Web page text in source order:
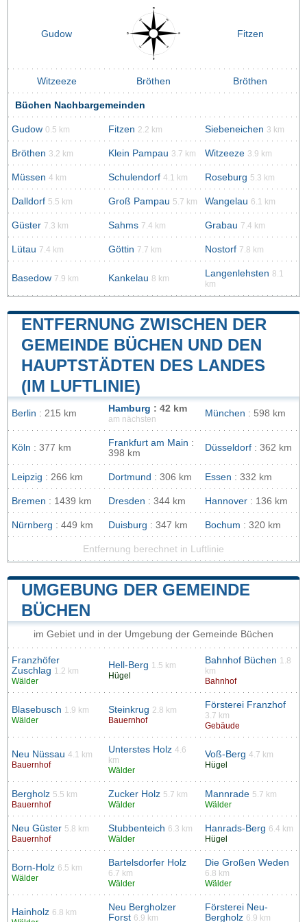
Gudow Fitzen
Witzeeze Bröthen Bröthen
Büchen Nachbargemeinden
Gudow 0.5 km Fitzen 2.2 km Siebeneichen 3 km
Bröthen 3.2 km Klein Pampau 3.7 km Witzeeze 3.9 km
Müssen 4 km Schulendorf 4.1 km Roseburg 5.3 km
Dalldorf 5.5 km Groß Pampau 5.7 km Wangelau 6.1 km
Güster 7.3 km Sahms 7.4 km Grabau 7.4 km
Lütau 7.4 km Göttin 7.7 km Nostorf 7.8 km
Basedow 7.9 km Kankelau 8 km Langenlehsten 8.1
km
ENTFERNUNG ZWISCHEN DER
GEMEINDE BÜCHEN UND DEN
HAUPTSTÄDTEN DES LANDES
(IM LUFTLINIE)
Berlin : 215 km Hamburg : 42 km
am nächsten
München : 598 km
Köln : 377 km Frankfurt am Main :
398 km
Düsseldorf : 362 km
Leipzig : 266 km Dortmund : 306 km Essen : 332 km
Bremen : 1439 km Dresden : 344 km Hannover : 136 km
Nürnberg : 449 km Duisburg : 347 km Bochum : 320 km
Entfernung berechnet in Luftlinie
UMGEBUNG DER GEMEINDE
BÜCHEN
im Gebiet und in der Umgebung der Gemeinde Büchen
Franzhöfer
Zuschlag 1.2 km
Wälder
Hell-Berg 1.5 km
Hügel
Bahnhof Büchen 1.8
km
Bahnhof
Blasebusch 1.9 km
Wälder
Steinkrug 2.8 km
Bauernhof
Försterei Franzhof
3.7 km
Gebäude
Neu Nüssau 4.1 km
Bauernhof
Unterstes Holz 4.6
km
Wälder
Voß-Berg 4.7 km
Hügel
Bergholz 5.5 km
Bauernhof
Zucker Holz 5.7 km
Wälder
Mannrade 5.7 km
Wälder
Neu Güster 5.8 km
Bauernhof
Stubbenteich 6.3 km
Wälder
Hanrads-Berg 6.4 km
Hügel
Born-Holz 6.5 km
Wälder
Bartelsdorfer Holz
6.7 km
Wälder
Die Großen Weden
6.8 km
Wälder
Hainholz 6.8 km
Neu Bergholzer
Forst 6.9 km
Försterei Neu-
Bergholz 6.9 km